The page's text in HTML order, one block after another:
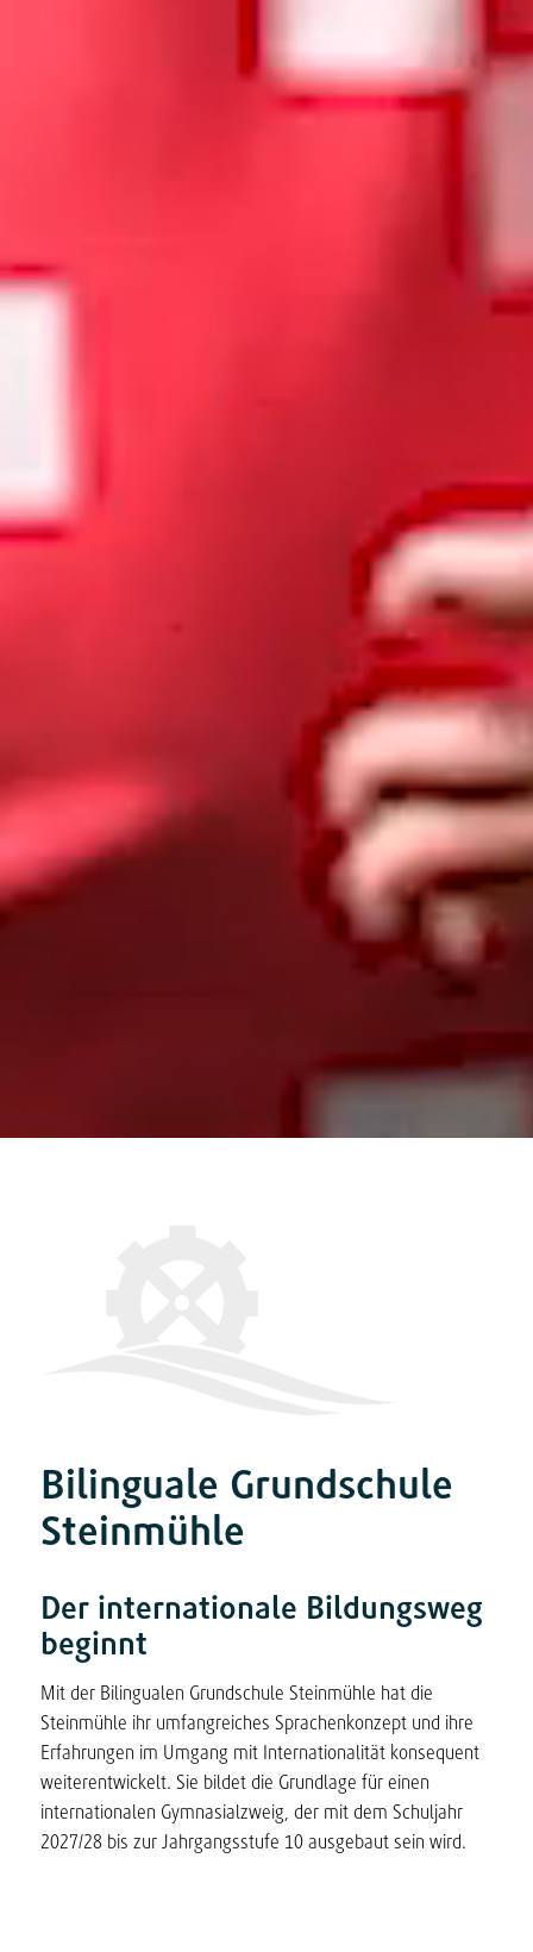
Bilinguale Grundschule
Steinmühle
Der internationale Bildungsweg
beginnt
Mit der Bilingualen Grundschule Steinmühle hat die
Steinmühle ihr umfangreiches Sprachenkonzept und ihre
Erfahrungen im Umgang mit Internationalität konsequent
weiterentwickelt. Sie bildet die Grundlage für einen
internationalen Gymnasialzweig, der mit dem Schuljahr
2027/28 bis zur Jahrgangsstufe 10 ausgebaut sein wird.